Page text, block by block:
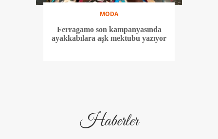
MODA
Ferragamo son kampanyasında
ayakkabılara aşk mektubu yazıyor
Haberler